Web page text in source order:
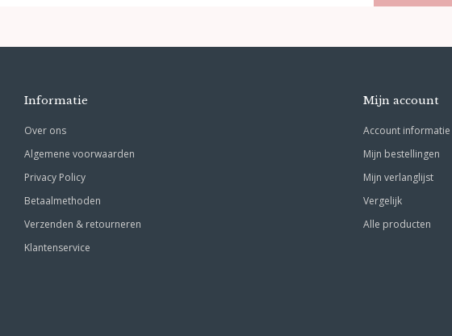
Informatie
Over ons
Algemene voorwaarden
Privacy Policy
Betaalmethoden
Verzenden & retourneren
Klantenservice
Mijn account
Account informatie
Mijn bestellingen
Mijn verlanglijst
Vergelijk
Alle producten